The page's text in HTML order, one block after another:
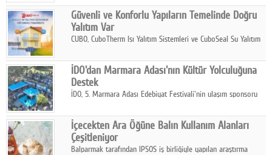
insanını, kültürünü ve yaşamını portre fotoğraflarıyla
anlatmaya davet ediyor.
Güvenli ve Konforlu Yapıların Temelinde Doğru
Yalıtım Var
CUBO, CuboTherm Isı Yalıtım Sistemleri ve CuboSeal Su Yalıtım
ve sürdürülebilir çözümler sunuyor.
İDO'dan Marmara Adası'nın Kültür Yolculuğuna
Destek
İDO, 5. Marmara Adası Edebiyat Festivali'nin ulaşım sponsoru
ettiriyor.
İçecekten Ara Öğüne Balın Kullanım Alanları
Çeşitleniyor
Balparmak tarafından IPSOS iş birliğiyle yapılan araştırma